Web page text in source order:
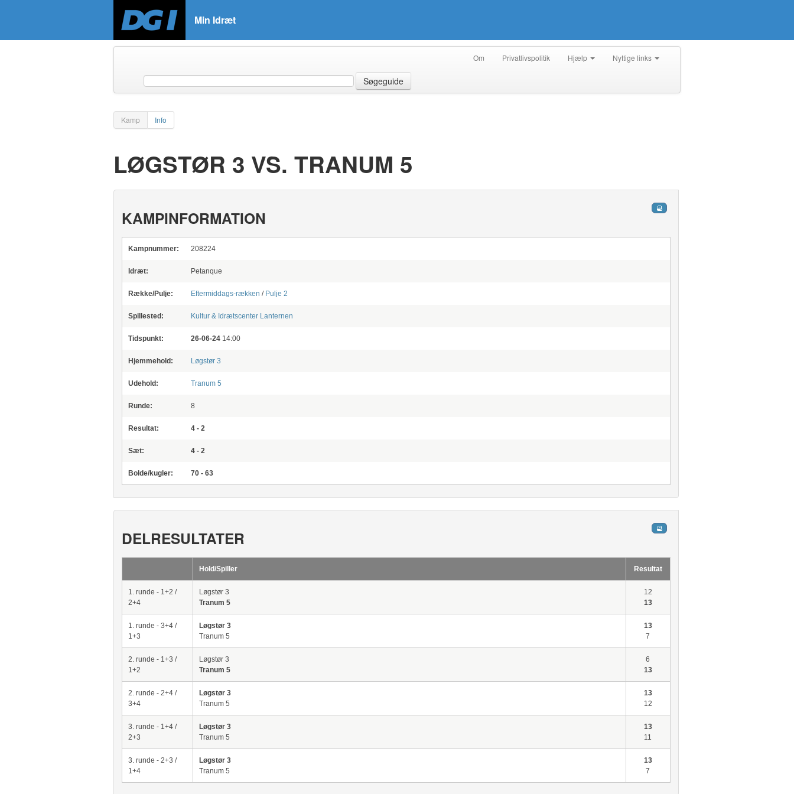
Min Idræt
Om Privatlivspolitik Hjælp Nyttige links
Søgeguide
Kamp Info
LØGSTØR 3 VS. TRANUM 5
KAMPINFORMATION
Kampnummer: 208224
Idræt: Petanque
Række/Pulje: Eftermiddags-rækken / Pulje 2
Spillested: Kultur & Idrætscenter Lanternen
Tidspunkt: 26-06-24 14:00
Hjemmehold: Løgstør 3
Udehold: Tranum 5
Runde: 8
Resultat: 4 - 2
Sæt: 4 - 2
Bolde/kugler: 70 - 63
DELRESULTATER
Hold/Spiller Resultat
1. runde - 1+2 /
2+4
Løgstør 3
Tranum 5
12
13
1. runde - 3+4 /
1+3
Løgstør 3
Tranum 5
13
7
2. runde - 1+3 /
1+2
Løgstør 3
Tranum 5
6
13
2. runde - 2+4 /
3+4
Løgstør 3
Tranum 5
13
12
3. runde - 1+4 /
2+3
Løgstør 3
Tranum 5
13
11
3. runde - 2+3 /
1+4
Løgstør 3
Tranum 5
13
7